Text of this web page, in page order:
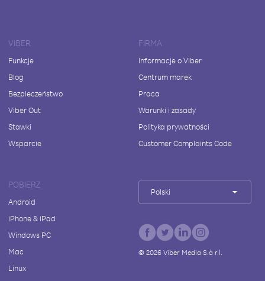
VIBER
Funkcje
Blog
Bezpieczeństwo
Viber Out
Stawki
Wsparcie
FIRMA
Informacje o Viber
Centrum marek
Praca
Warunki i zasady
Polityka prywatności
Customer Complaints Code
POBIERZ
Android
iPhone & iPad
Windows PC
Mac
Linux
Polski
© 2026Viber Media S.à r.l.